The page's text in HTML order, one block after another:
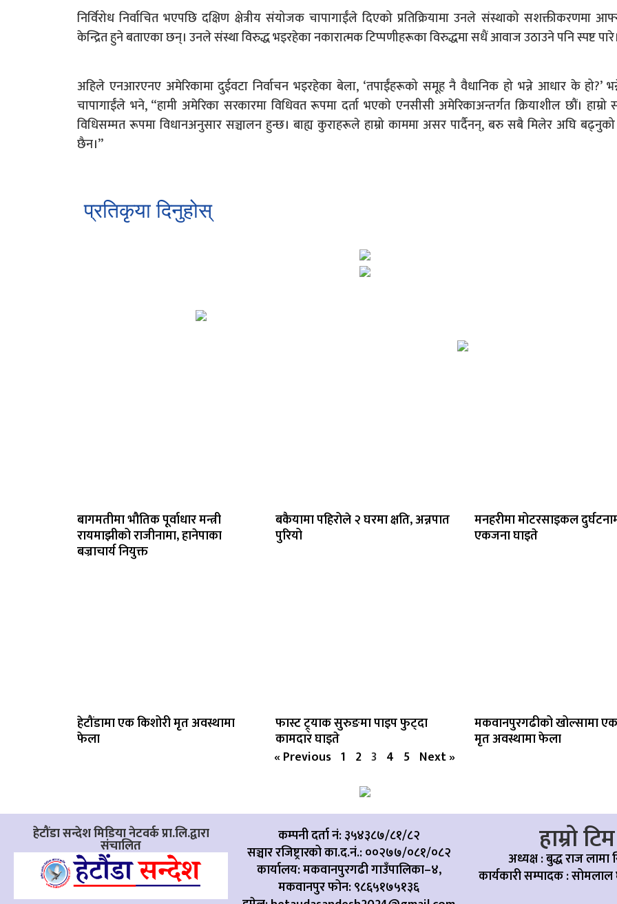
निर्विरोध निर्वाचित भएपछि दक्षिण क्षेत्रीय संयोजक चापागाईंले दिएको प्रतिक्रियामा उनले संस्थाको सशक्तीकरणमा
केन्द्रित हुने बताएका छन्। उनले संस्था विरुद्ध भइरहेका नकारात्मक टिप्पणीहरूका विरुद्धमा सधैं आवाज उठाउने पनि स्पष्ट
अहिले एनआरएनए अमेरिकामा दुईवटा निर्वाचन भइरहेका बेला, ‘तपाईंहरूको समूह नै वैधानिक हो भन्ने आधार के हो?’ भन्ने
चापागाईंले भने, “हामी अमेरिका सरकारमा विधिवत रूपमा दर्ता भएको एनसीसी अमेरिकाअन्तर्गत क्रियाशील छौं। हाम्रो
विधिसम्मत रूपमा विधानअनुसार सञ्चालन हुन्छ। बाह्य कुराहरूले हाम्रो काममा असर पार्दैनन्, बरु सबै मिलेर अघि
छैन।”
प्रतिकृया दिनुहोस्
बागमतीमा भौतिक पूर्वाधार मन्त्री
रायमाझीको राजीनामा, हानेपाका
बज्राचार्य नियुक्त
बकैयामा पहिरोले २ घरमा क्षति, अन्नपात
पुरियो
मनहरीमा मोटरसाइकल
एकजना घाइते
हेटौंडामा एक किशोरी मृत अवस्थामा
फेला
फास्ट ट्र्याक सुरुङमा पाइप फुट्दा
कामदार घाइते
मकवानपुरगढीको खोल्सामा
मृत अवस्थामा फेला
« Previous 1 2 3 4 5 Next »
हेटौंडा सन्देश मिडिया नेटवर्क प्रा.लि.द्वारा
संचालित
कम्पनी दर्ता नं: ३५४३८७/८१/८२
सञ्चार रजिष्ट्रारको का.द.नं.:००२७७/०८१/०८२
कार्यालय:मकवानपुरगढी गाउँपालिका–४,
मकवानपुरफोन:९८६५१७५१३६
हाम्रो टिम
अध्यक्ष : बुद्ध राज लामा
कार्यकारी सम्पादक :सोमलाल